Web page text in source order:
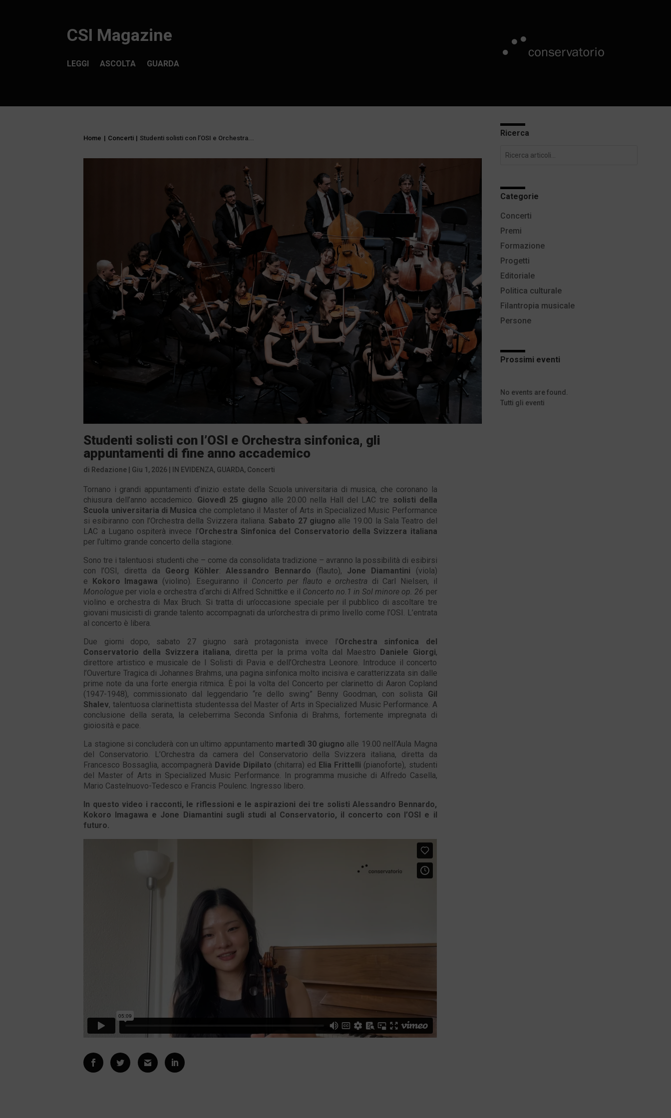
CSI Magazine
ASCOLTA GUARDA
LEGGI
Home | Concerti | Studenti solisti con l’OSI e Orchestra...
Studenti solisti con l’OSI e Orchestra sinfonica, gli
appuntamenti di fine anno accademico
di Redazione Giu 1, 2026 IN EVIDENZA, GUARDA, Concerti
Tornano i grandi appuntamenti d’inizio estate della Scuola universitaria di musica, che coronano la
chiusura dell’anno accademico. Giovedì 25 giugno alle 20.00 nella Hall del LAC tre solisti della
Scuola universitaria di Musica che completano il Master of Arts in Specialized Music Performance
si esibiranno con l’Orchestra della Svizzera italiana. Sabato 27 giugno alle 19.00 la Sala Teatro del
LAC a Lugano ospiterà invece l’Orchestra Sinfonica del Conservatorio della Svizzera italiana
per l’ultimo grande concerto della stagione.
Sono tre i talentuosi studenti che – come da consolidata tradizione – avranno la possibilità di esibirsi
con l’OSI, diretta da Georg Köhler:Alessandro Bennardo (flauto), Jone Diamantini (viola)
e Kokoro Imagawa (violino). Eseguiranno il Concerto per flauto e orchestra di Carl Nielsen, il
Monologue per viola e orchestra d‘archi di Alfred Schnittke e il Concerto no.1 in Sol minore op. 26 per
violino e orchestra di Max Bruch. Si tratta di un’occasione speciale per il pubblico di ascoltare tre
giovani musicisti di grande talento accompagnati da un’orchestra di primo livello come l’OSI. L’entrata
al concerto è libera.
Due giorni dopo, sabato 27 giugno sarà protagonista invece l’Orchestra sinfonica del
Conservatorio della Svizzera italiana, diretta per la prima volta dal Maestro Daniele Giorgi,
direttore artistico e musicale de I Solisti di Pavia e dell’Orchestra Leonore. Introduce il concerto
l’Ouverture Tragica di Johannes Brahms, una pagina sinfonica molto incisiva e caratterizzata sin dalle
prime note da una forte energia ritmica. È poi la volta del Concerto per clarinetto di Aaron Copland
(1947-1948), commissionato dal leggendario “re dello swing” Benny Goodman, con solista Gil
Shalev, talentuosa clarinettista studentessa del Master of Arts in Specialized Music Performance. A
conclusione della serata, la celeberrima Seconda Sinfonia di Brahms, fortemente impregnata di
gioiosità e pace.
La stagione si concluderà con un ultimo appuntamento martedì 30 giugno alle 19.00 nell’Aula Magna
del Conservatorio. L’Orchestra da camera del Conservatorio della Svizzera italiana, diretta da
Francesco Bossaglia, accompagnerà Davide Dipilato (chitarra) ed Elia Frittelli (pianoforte), studenti
del Master of Arts in Specialized Music Performance. In programma musiche di Alfredo Casella,
Mario Castelnuovo-Tedesco e Francis Poulenc. Ingresso libero.
In questo video i racconti, le riflessioni e le aspirazioni dei tre solisti Alessandro Bennardo,
Kokoro Imagawa e Jone Diamantini sugli studi al Conservatorio, il concerto con l’OSI e il
futuro.
Ricerca
Categorie
Editoriale
Persone
Progetti
Premi
Politica culturale
Filantropia musicale
Formazione
Concerti
Prossimi eventi
No events are found.
Tutti gli eventi